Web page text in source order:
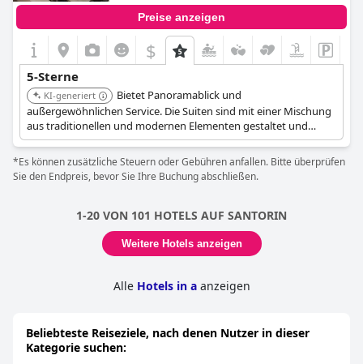
Preise anzeigen
$
5-Sterne
KI-generiert
Bietet Panoramablick und
außergewöhnlichen Service. Die Suiten sind mit einer Mischung
aus traditionellen und modernen Elementen gestaltet und
bieten einen komfortablen und stilvollen Aufenthalt.
*Es können zusätzliche Steuern oder Gebühren anfallen. Bitte überprüfen
Sie den Endpreis, bevor Sie Ihre Buchung abschließen.
1-20 VON 101 HOTELS AUF SANTORIN
Weitere Hotels anzeigen
Alle Hotels in aanzeigen
Beliebteste Reiseziele, nach denen Nutzer in dieser
Kategorie suchen: